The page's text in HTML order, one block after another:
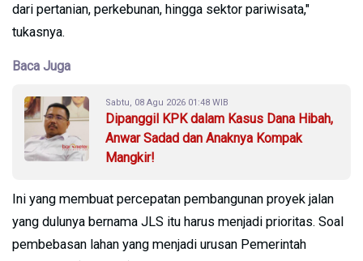
dari pertanian, perkebunan, hingga sektor pariwisata,"
tukasnya.
Baca Juga
Sabtu, 08 Agu 2026 01:48 WIB
Dipanggil KPK dalam Kasus Dana Hibah,
Anwar Sadad dan Anaknya Kompak
Mangkir!
Ini yang membuat percepatan pembangunan proyek jalan
yang dulunya bernama JLS itu harus menjadi prioritas. Soal
pembebasan lahan yang menjadi urusan Pemerintah